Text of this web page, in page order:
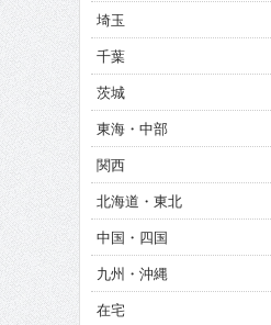
埼玉
千葉
茨城
東海・中部
関西
北海道・東北
中国・四国
九州・沖縄
在宅